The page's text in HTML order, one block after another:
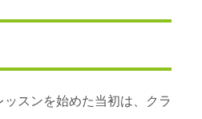
スンを始めた当初は、クラ